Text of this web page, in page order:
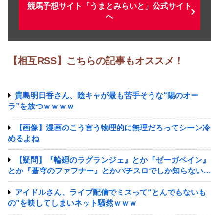
競馬予想サイト「うまとみらいと」公式サイト
へ
【相互RSS】こちらの記事もオススメ！
貴島明日香さん、陰キャが最も苦手そうな“陽のオー
ラ”を放つｗｗｗｗ
【画像】漫画のこう言う物理的に無理だろってシーン冷
めるよね
【疑問】『輪廻のラグランジェ』とか『ゼーガペイン』
とか『蒼穹のファフナー』とかパチスロでしか知らない謎
のアニメあるじゃん？
アイドルさん、ライブ配信でミスって“とんでもないも
の”を映してしまいネット騒然ｗｗｗ